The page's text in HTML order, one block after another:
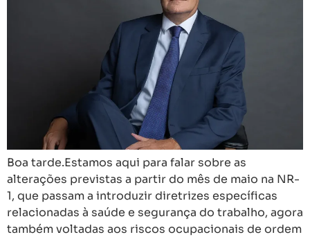
Boa tarde.Estamos aqui para falar sobre as
alterações previstas a partir do mês de maio na NR-
1, que passam a introduzir diretrizes específicas
relacionadas à saúde e segurança do trabalho, agora
também voltadas aos riscos ocupacionais de ordem